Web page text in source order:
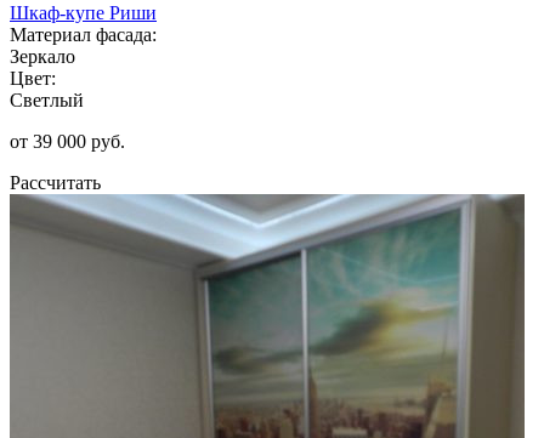
Шкаф-купе Риши
Материал фасада:
Зеркало
Цвет:
Светлый
от 39 000 руб.
Рассчитать